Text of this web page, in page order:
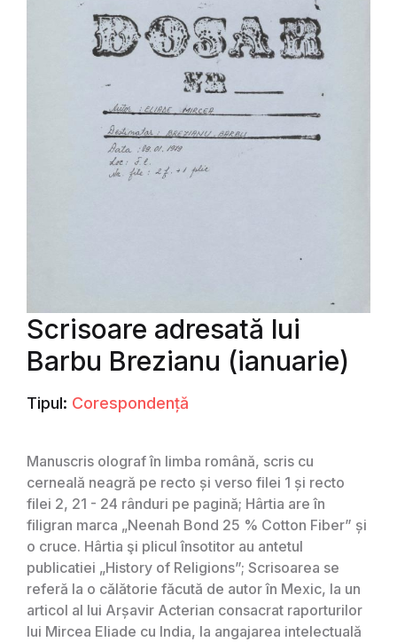
Scrisoare adresată lui
Barbu Brezianu (ianuarie)
Tipul: Corespondență
Manuscris olograf în limba română, scris cu
cerneală neagră pe recto și verso filei 1 și recto
filei 2, 21 - 24 rânduri pe pagină; Hârtia are în
filigran marca „Neenah Bond 25 % Cotton Fiber” și
o cruce. Hârtia şi plicul însotitor au antetul
publicatiei „History of Religions”; Scrisoarea se
referă la o călătorie făcută de autor în Mexic, la un
articol al lui Arșavir Acterian consacrat raporturilor
lui Mircea Eliade cu India, la angajarea intelectuală